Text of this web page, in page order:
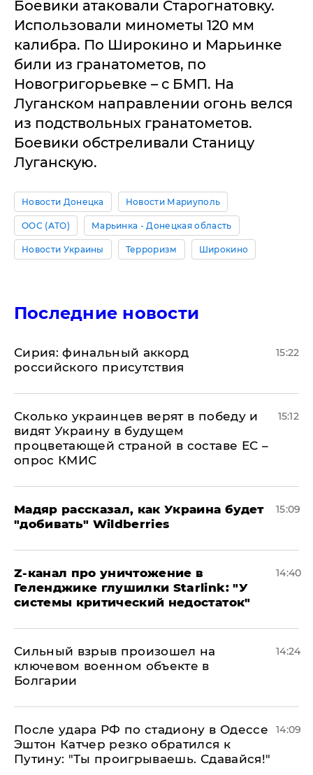
Боевики атаковали Старогнатовку.
Использовали минометы 120 мм
калибра. По Широкино и Марьинке
били из гранатометов, по
Новогригорьевке – с БМП. На
Луганском направлении огонь велся
из подствольных гранатометов.
Боевики обстреливали Станицу
Луганскую.
Новости Донецка Новости Мариуполь
ООС (АТО) Марьинка - Донецкая область
Новости Украины Терроризм Широкино
Последние новости
​Сирия: финальный аккорд
российского присутствия
15:22
Сколько украинцев верят в победу и
видят Украину в будущем
процветающей страной в составе ЕС –
опрос КМИС
15:12
Мадяр рассказал, как Украина будет
"добивать" Wildberries
15:09
Z-канал про уничтожение в
Геленджике глушилки Starlink: "У
системы критический недостаток"
14:40
Сильный взрыв произошел на
ключевом военном объекте в
Болгарии
14:24
После удара РФ по стадиону в Одессе
Эштон Катчер резко обратился к
Путину: "Ты проигрываешь. Сдавайся!"
14:09